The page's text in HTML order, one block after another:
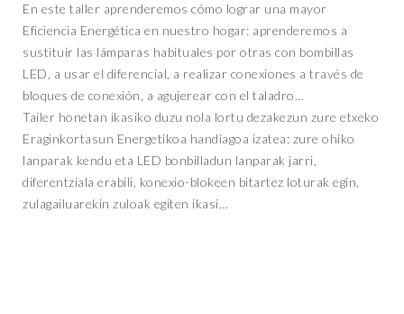
En este taller aprenderemos cómo lograr una mayor
Eficiencia Energética en nuestro hogar: aprenderemos a
sustituir las lámparas habituales por otras con bombillas
LED, a usar el diferencial, a realizar conexiones a través de
bloques de conexión, a agujerear con el taladro…
Tailer honetan ikasiko duzu nola lortu dezakezun zure etxeko
Eraginkortasun Energetikoa handiagoa izatea: zure ohiko
lanparak kendu eta LED bonbilladun lanparak jarri,
diferentziala erabili, konexio-blokeen bitartez loturak egin,
zulagailuarekin zuloak egiten ikasi…